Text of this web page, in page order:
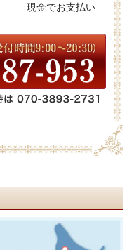
現金でお支払い